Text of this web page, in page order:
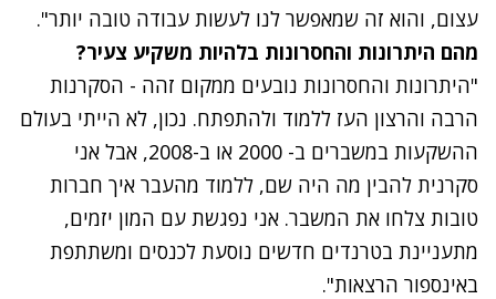
עצום, והוא זה שמאפשר לנו לעשות עבודה טובה יותר".
מהם היתרונות והחסרונות בלהיות משקיע צעיר?
"היתרונות והחסרונות נובעים ממקום זהה - הסקרנות
הרבה והרצון העז ללמוד ולהתפתח. נכון, לא הייתי בעולם
ההשקעות במשברים ב- 2000 או ב-2008, אבל אני
סקרנית להבין מה היה שם, ללמוד מהעבר איך חברות
טובות צלחו את המשבר. אני נפגשת עם המון יזמים,
מתעניינת בטרנדים חדשים נוסעת לכנסים ומשתתפת
באינספור הרצאות".